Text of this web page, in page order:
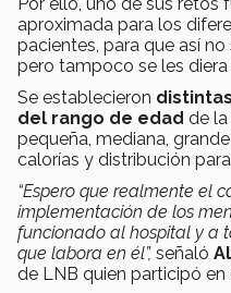
aproximada para los
pacientes, para que así
pero tampoco se les diera
Se establecieron
del rango de edad de
pequeña, mediana,
calorías y distribución
“Espero que realmente el
implementación de los
funcionado al hospital y a
que labora en él”, señaló
de LNB quien participó